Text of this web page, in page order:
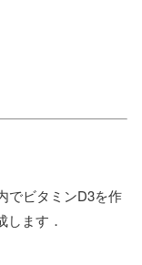
でビタミンD3を作
ます．